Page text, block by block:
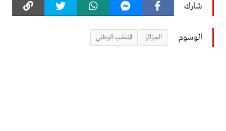
شارك
الوسوم الجزائر المنتخب الوطني